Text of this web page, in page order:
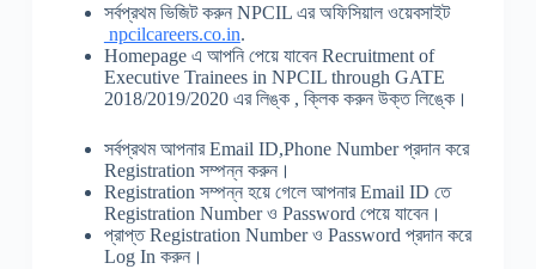
সর্বপ্রথম ভিজিট করুন NPCIL এর অফিসিয়াল ওয়েবসাইট
npcilcareers.co.in.
Homepage এ আপনি পেয়ে যাবেন Recruitment of
Executive Trainees in NPCIL through GATE
2018/2019/2020 এর লিঙ্ক , ক্লিক করুন উক্ত লিঙ্কে।
সর্বপ্রথম আপনার Email ID,Phone Number প্রদান করে
Registration সম্পন্ন করুন।
Registration সম্পন্ন হয়ে গেলে আপনার Email ID তে
Registration Number ও Password পেয়ে যাবেন।
প্রাপ্ত Registration Number ও Password প্রদান করে
Log In করুন।